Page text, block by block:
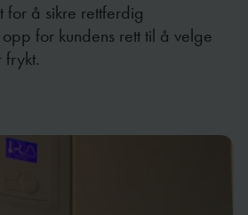
for å sikre rettferdig
for kundens rett til å velge
frykt.